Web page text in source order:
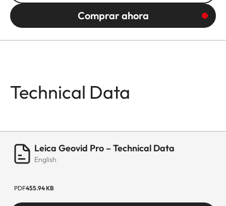
Comprar ahora
Technical Data
Leica Geovid Pro – Technical Data
English
PDF455.94 KB